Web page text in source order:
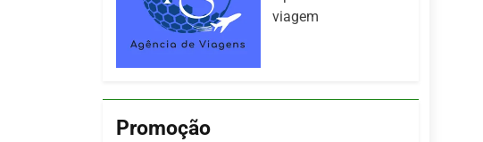
viagem
Promoção